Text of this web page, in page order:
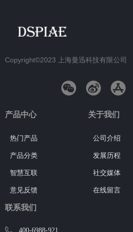
产品中心
热门产品
产品分类
智慧互联
意见反馈
公司介绍
发展历程
社交媒体
在线留言
关于我们
联系我们
400-6988-921
Copyright©2023 上海曼迅科技有限公司